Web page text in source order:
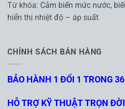
Từ khóa: Cảm biến mức nước,
hiển thị nhiệt độ – áp suất
CHÍNH SÁCH BÁN HÀNG
BẢO HÀNH 1 ĐỔI 1 TRONG
HỖ TRỢ KỸ THUẬT TRỌN ĐỜI